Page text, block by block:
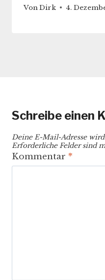
VonDirk 4.
Schreibe einen
Deine E-Mail-Adresse
Erforderliche Felder sind
Kommentar *